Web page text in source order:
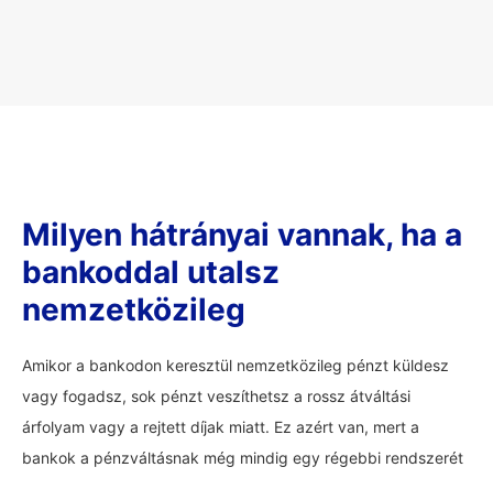
Milyen hátrányai vannak, ha a
bankoddal utalsz
nemzetközileg
Amikor a bankodon keresztül nemzetközileg pénzt küldesz
vagy fogadsz, sok pénzt veszíthetsz a rossz átváltási
árfolyam vagy a rejtett díjak miatt. Ez azért van, mert a
bankok a pénzváltásnak még mindig egy régebbi rendszerét